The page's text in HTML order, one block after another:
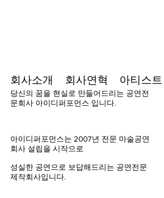
회사소개 회사연혁 아티스트
당신의 꿈을 현실로 만들어드리는 공연전
문회사 아이디퍼포먼스 입니다.
아이디퍼포먼스는 2007년 전문 마술공연
회사 설립을 시작으로
성실한 공연으로 보답해드리는 공연전문
제작회사입니다.